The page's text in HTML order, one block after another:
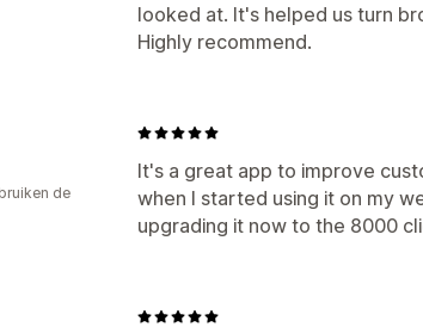
looked at. It's helped us turn
Highly recommend.
It's a great app to improve
when I started using it on my
upgrading it now to the 8000
de